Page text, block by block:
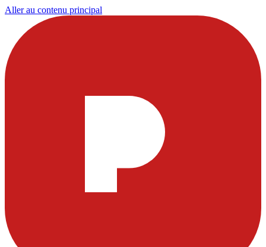
Aller au contenu principal